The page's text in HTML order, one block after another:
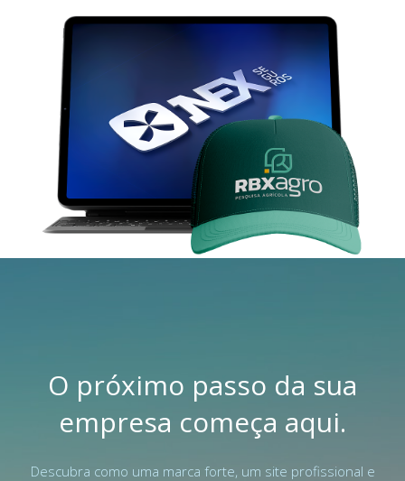
O próximo passo da sua
empresa começa aqui.
Descubra como uma marca forte, um site profissional e